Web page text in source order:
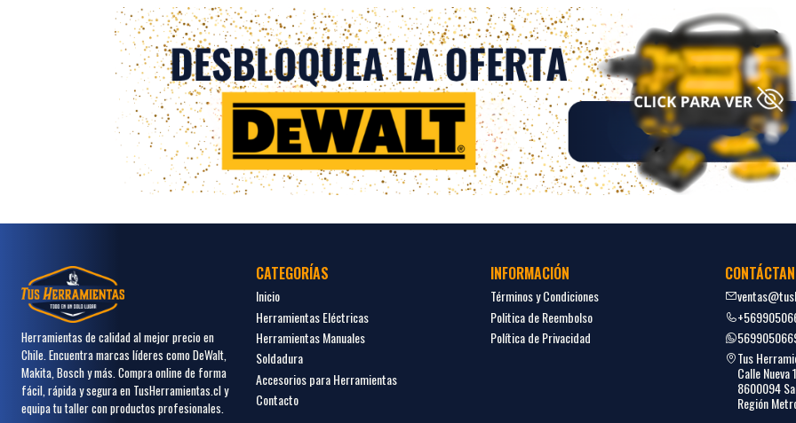
Herramientas de calidad al mejor precio en
Chile. Encuentra marcas líderes como DeWalt,
Makita, Bosch y más. Compra online de forma
fácil, rápida y segura en TusHerramientas.cl y
equipa tu taller con productos profesionales.
CATEGORÍAS
Inicio
Herramientas Eléctricas
Herramientas Manuales
Soldadura
Accesorios para Herramientas
Contacto
INFORMACIÓN
Términos y Condiciones
Politica de Reembolso
Política de Privacidad
Tus
Calle Nueva
8600094
Región